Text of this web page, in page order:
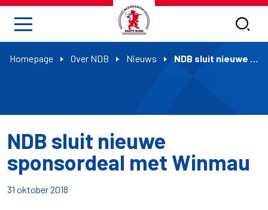
Homepage Over NDB Nieuws NDB sluit nieuwe sponsordeal met Winmau
NDB sluit nieuwe
sponsordeal met Winmau
31 oktober 2018